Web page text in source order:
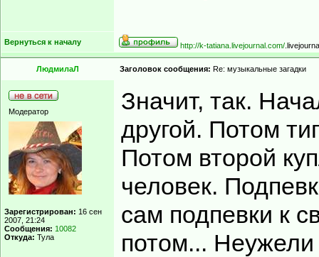
Вернуться к началу http://k-tatiana.livejournal.com/
ЛюдмилаЛ Заголовок сообщения: Re: музыкальные загадки
Модератор
Зарегистрирован: 16 сен
2007, 21:24
Сообщения: 10082
Откуда: Тула
Значит, так.
другой. Потом
Потом второй
человек.
сам подпевки к
потом...